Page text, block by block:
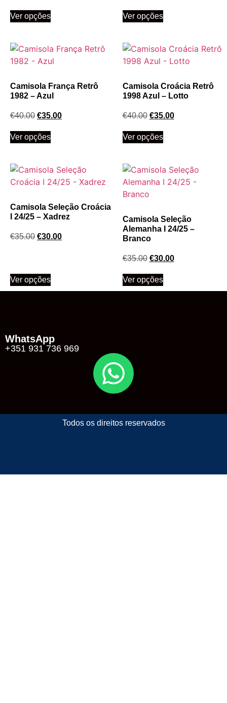
Ver opções Ver opções
Camisola França Retrô
1982 – Azul
€40.00 €35.00
Ver opções
Camisola Croácia Retrô
1998 Azul – Lotto
€40.00 €35.00
Ver opções
Camisola Seleção Croácia
I 24/25 – Xadrez
€35.00 €30.00
Ver opções
Camisola Seleção
Alemanha I 24/25 –
Branco
€35.00 €30.00
Ver opções
WhatsApp
+351 931 736 969
Todos os direitos reservados